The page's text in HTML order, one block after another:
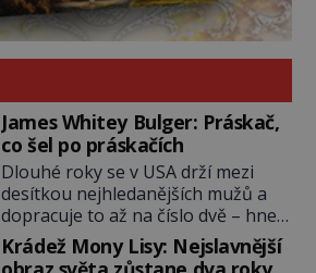
James Whitey Bulger: Práskač,
co šel po práskačích
Dlouhé roky se v USA drží mezi
desítkou nejhledanějších mužů a
dopracuje to až na číslo dvě – hned
po Usámovi bin Ládinovi (1957–
2011). To je James „Whitey“ Bulger
Krádež Mony Lisy: Nejslavnější